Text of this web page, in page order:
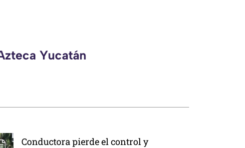
Yucatán
Conductora pierde el control y